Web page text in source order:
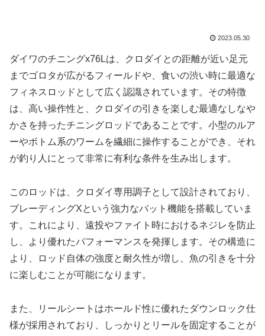
2023.05.30
ダイワのチニングx76Lは、クロダイとの距離が近い足元
までゴロタが広がるフィールドや、食いの渋い時に最適な
フィネスロッドとして広く認識されています。その特徴
は、高い操作性と、クロダイの引きを楽しむ最適なしなや
かさを持ったチニングロッドであることです。小型のルア
ーやボトム系のワームを繊細に操作することができ、それ
が釣り人にとって非常に有利な条件を生み出します。
このロッドは、クロダイ専用調子として設計されており、
ブレーディングXという強力なバット機能を搭載していま
す。これにより、遠投やファイト時におけるネジレを防止
し、より優れたパフォーマンスを発揮します。その構造に
より、ロッド自体の強度と耐久性が増し、魚の引きを十分
に楽しむことが可能になります。
また、リールシートはホールド性に優れたダウンロック仕
様が採用されており、しっかりとリールを固定することが